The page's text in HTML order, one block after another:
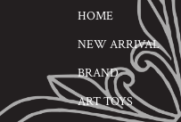
HOME
NEW ARRIVAL
BRAND
ART TOYS